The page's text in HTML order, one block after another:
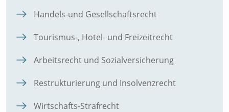
Handels-und Gesellschaftsrecht
Tourismus-, Hotel- und Freizeitrecht
Arbeitsrecht und Sozialversicherung
Restrukturierung und Insolvenzrecht
Wirtschafts-Strafrecht